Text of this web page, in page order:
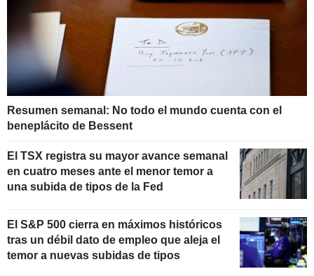
Resumen semanal: No todo el mundo cuenta con el
beneplácito de Bessent
El TSX registra su mayor avance semanal
en cuatro meses ante el menor temor a
una subida de tipos de la Fed
El S&P 500 cierra en máximos históricos
tras un débil dato de empleo que aleja el
temor a nuevas subidas de tipos